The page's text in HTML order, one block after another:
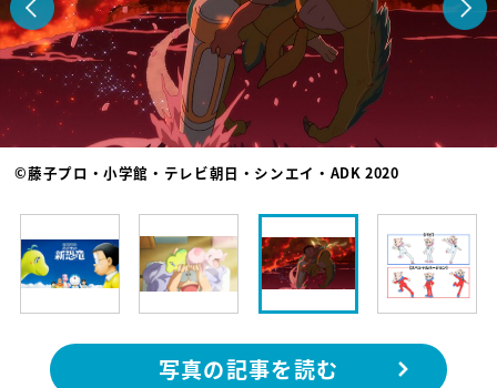
©藤子プロ・小学館・テレビ朝日・シンエイ・ADK 2020
写真の記事を読む